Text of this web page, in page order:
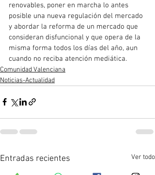
renovables, poner en marcha lo antes
posible una nueva regulación del mercado
y abordar la reforma de un mercado que
consideran disfuncional y que opera de la
misma forma todos los días del año, aun
cuando no reciba atención mediática.
Comunidad Valenciana
Noticias-Actualidad
Entradas recientes Ver todo